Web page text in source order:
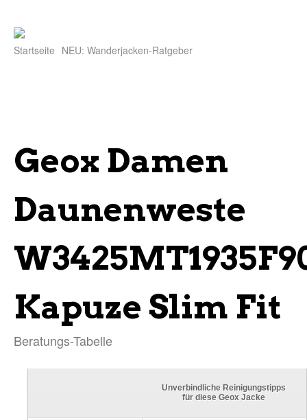
Startseite NEU: Wanderjacken-Ratgeber
Geox Damen
Daunenweste
Kapuze Slim Fit
Beratungs-Tabelle
Unverbindliche Reinigungstipps
für diese Geox Jacke